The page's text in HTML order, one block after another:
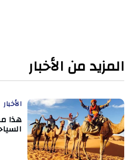
المزيد من الأخبار
الأخبار
هذا